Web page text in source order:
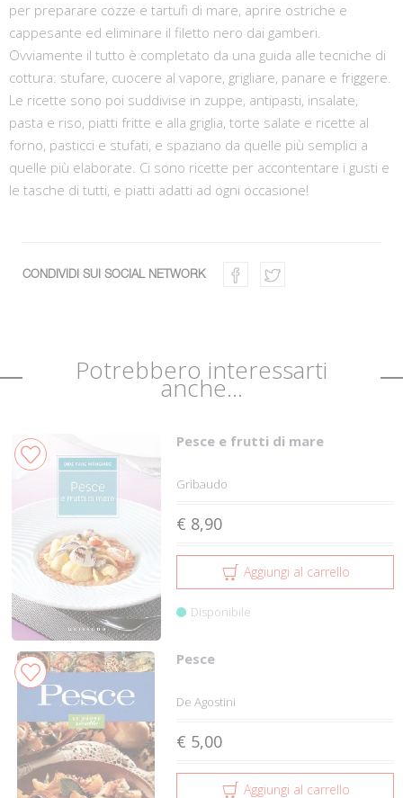
per preparare cozze e tartufi di mare, aprire ostriche e
cappesante ed eliminare il filetto nero dai gamberi.
Ovviamente il tutto è completato da una guida alle tecniche di
cottura: stufare, cuocere al vapore, grigliare, panare e friggere.
Le ricette sono poi suddivise in zuppe, antipasti, insalate,
pasta e riso, piatti fritte e alla griglia, torte salate e ricette al
forno, pasticci e stufati, e spaziano da quelle più semplici a
quelle più elaborate. Ci sono ricette per accontentare i gusti e
le tasche di tutti, e piatti adatti ad ogni occasione!
CONDIVIDI SUI SOCIAL NETWORK
Potrebbero interessarti
anche...
Pesce e frutti di mare
Gribaudo
€ 8,90
Aggiungi al carrello
Disponibile
Pesce
De Agostini
€ 5,00
Aggiungi al carrello